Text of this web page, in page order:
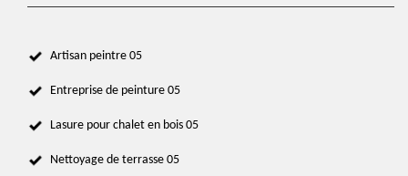
Artisan peintre 05
Entreprise de peinture 05
Lasure pour chalet en bois 05
Nettoyage de terrasse 05